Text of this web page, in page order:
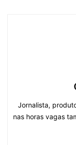
Jornalista,
nas horas vagas